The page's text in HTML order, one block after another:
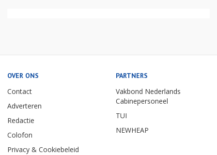
OVER ONS
Contact
Adverteren
Redactie
Colofon
Privacy & Cookiebeleid
PARTNERS
Vakbond Nederlands
Cabinepersoneel
TUI
NEWHEAP